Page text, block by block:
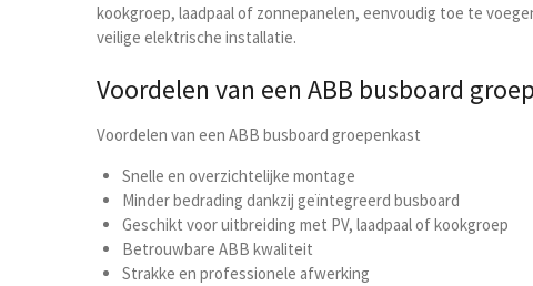
kookgroep, laadpaal of zonnepanelen, eenvoudig toe te
veilige elektrische installatie.
Voordelen van een ABB busboard
Voordelen van een ABB busboard groepenkast
Snelle en overzichtelijke montage
Minder bedrading dankzij geïntegreerd busboard
Geschikt voor uitbreiding met PV, laadpaal of kookgroep
Betrouwbare ABB kwaliteit
Strakke en professionele afwerking